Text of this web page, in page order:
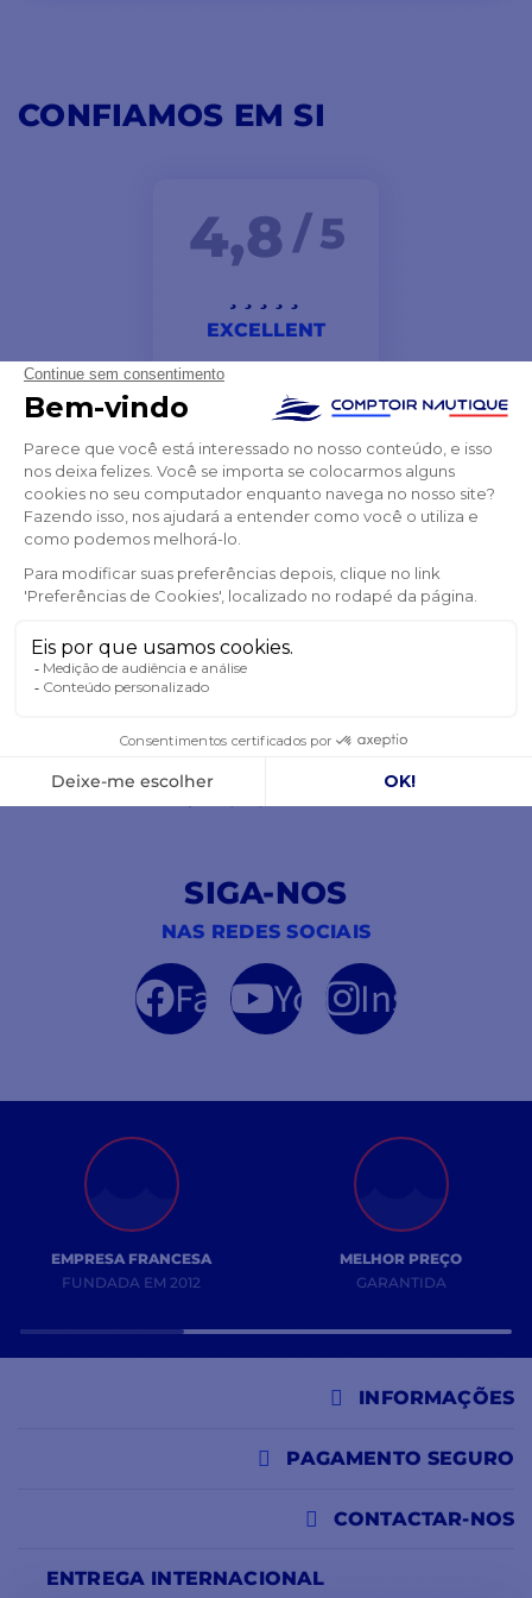
CONFIAMOS EM SI
4,8 / 5
EXCELLENT
O produto que encomendei chegou a tempo e muito
bem embalado. Recomendo este site sem hesitação.
Virginie
BOLETIM INFORMATIVO
RECEBA AS NOSSAS ÚLTIMAS NOTÍCIAS E
SIGA-NOS
NAS REDES SOCIAIS
FacebookYouTubeInstagram
EMPRESA FRANCESA
FUNDADA EM 2012
MELHOR PREÇO
GARANTIDA
INFORMAÇÕES
ENTREGA INTERNACIONAL
CONTACTAR-NOS
PAGAMENTO SEGURO